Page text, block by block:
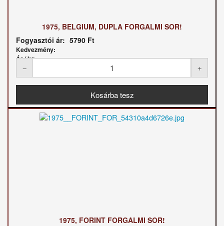
1975, BELGIUM, DUPLA FORGALMI SOR!
Fogyasztói ár: 5790 Ft
Kedvezmény:
Ár / kg:
1975, FORINT FORGALMI SOR!